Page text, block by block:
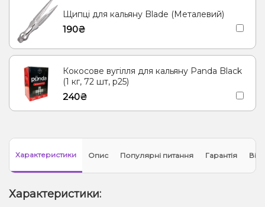
Щипці для кальяну Blade (Металевий)
190₴
Кокосове вугілля для кальяну Panda Black
(1 кг, 72 шт, р25)
240₴
Характеристики Опис Популярні питання Гарантія
Характеристики: